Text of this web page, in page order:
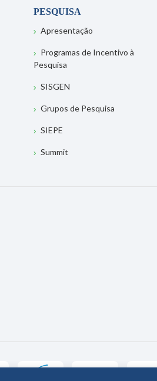
PESQUISA
Apresentação
Programas de Incentivo à
Pesquisa
SISGEN
Grupos de Pesquisa
SIEPE
Summit